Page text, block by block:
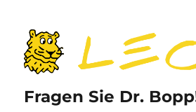
Fragen Sie Dr.